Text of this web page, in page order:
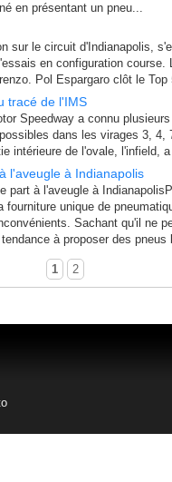
en présentant un pneu...
sur le circuit d'Indianapolis,
en configuration course.
Pol Espargaro clôt le
tracé de l'IMS
Speedway a connu
dans les virages 3, 4,
intérieure de l'ovale, l'infield,
l'aveugle à Indianapolis
part à l'aveugle à
fourniture unique de
Sachant qu'il ne
à proposer des
1 2